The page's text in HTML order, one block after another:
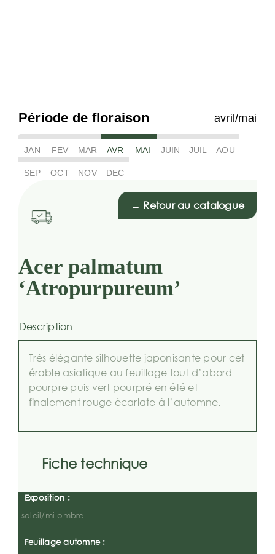
Période de floraison avril/mai
JAN FEV MAR AVR MAI JUIN JUIL AOU
SEP OCT NOV DEC
← Retour au catalogue
Acer palmatum
‘Atropurpureum’
Description
Très élégante silhouette japonisante pour cet
érable asiatique au feuillage tout d’abord
pourpre puis vert pourpré en été et
finalement rouge écarlate à l’automne.
Fiche technique
Exposition :
soleil/mi-ombre
Feuillage automne :